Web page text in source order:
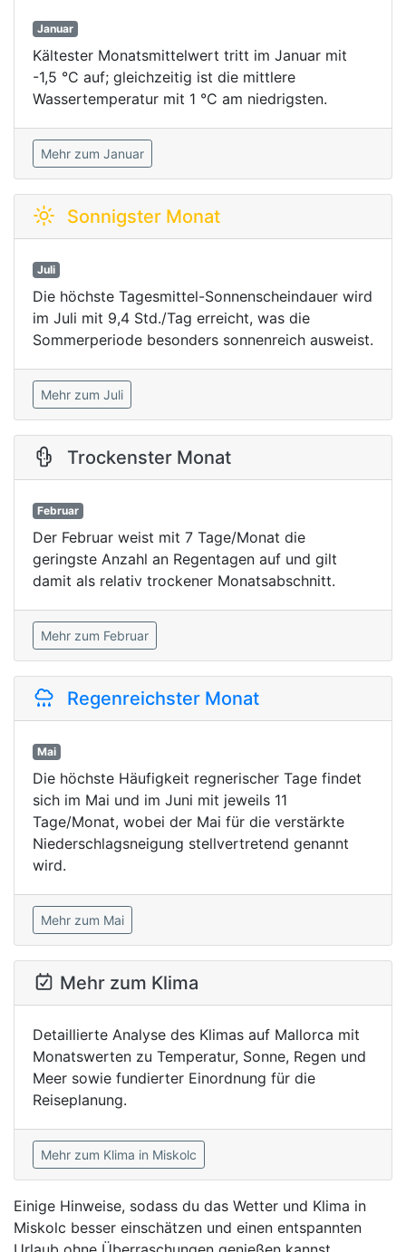
Januar
Kältester Monatsmittelwert tritt im Januar mit
-1,5 °C auf; gleichzeitig ist die mittlere
Wassertemperatur mit 1 °C am niedrigsten.
Mehr zum Januar
Sonnigster Monat
Juli
Die höchste Tagesmittel-Sonnenscheindauer wird
im Juli mit 9,4 Std./Tag erreicht, was die
Sommerperiode besonders sonnenreich ausweist.
Mehr zum Juli
Trockenster Monat
Februar
Der Februar weist mit 7 Tage/Monat die
geringste Anzahl an Regentagen auf und gilt
damit als relativ trockener Monatsabschnitt.
Mehr zum Februar
Regenreichster Monat
Mai
Die höchste Häufigkeit regnerischer Tage findet
sich im Mai und im Juni mit jeweils 11
Tage/Monat, wobei der Mai für die verstärkte
Niederschlagsneigung stellvertretend genannt
wird.
Mehr zum Mai
Mehr zum Klima
Detaillierte Analyse des Klimas auf Mallorca mit
Monatswerten zu Temperatur, Sonne, Regen und
Meer sowie fundierter Einordnung für die
Reiseplanung.
Mehr zum Klima in Miskolc
Einige Hinweise, sodass du das Wetter und Klima in
Miskolc besser einschätzen und einen entspannten